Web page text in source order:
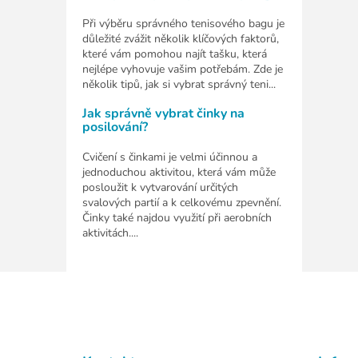
Při výběru správného tenisového bagu je
důležité zvážit několik klíčových faktorů,
které vám pomohou najít tašku, která
nejlépe vyhovuje vašim potřebám. Zde je
několik tipů, jak si vybrat správný teni...
Jak správně vybrat činky na
posilování?
Cvičení s činkami je velmi účinnou a
jednoduchou aktivitou, která vám může
posloužit k vytvarování určitých
svalových partií a k celkovému zpevnění.
Činky také najdou využití při aerobních
aktivitách....